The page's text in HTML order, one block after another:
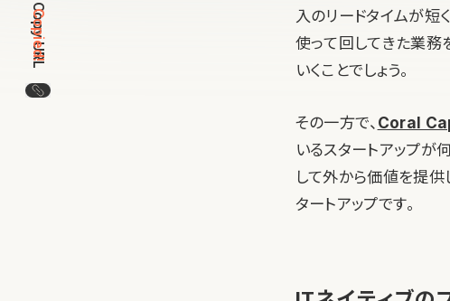
Copy URL
Copied!
この記事のURLをコピー
入のリードタイムが短
使って回してきた業務
いくことでしょう。
その一方で、 Coral
いるスタートアップが
して外から価値を提供
タートアップです。